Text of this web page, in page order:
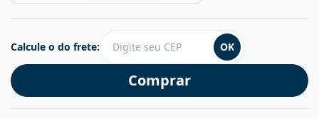
Comprar
Calcule o do frete: OK